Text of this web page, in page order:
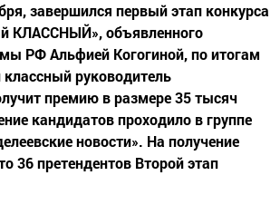
завершился первый этап конкурса
КЛАССНЫЙ», объявленного
РФ Альфией Когогиной, по итогам
руководитель
премию в размере 35 тысяч
кандидатов проходило в группе
новости». На получение
36 претендентов Второй этап